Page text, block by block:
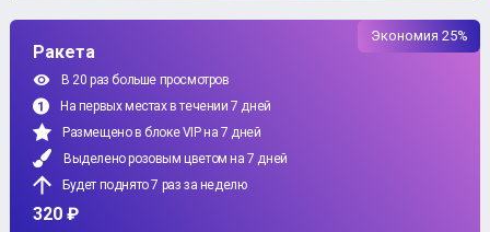
Ракета
В 20 раз больше просмотров
На первых местах в течении 7 дней
Размещено в блоке VIP на 7 дней
Выделено розовым цветом на 7 дней
Будет поднято 7 раз за неделю
320 ₽
Экономия 25%